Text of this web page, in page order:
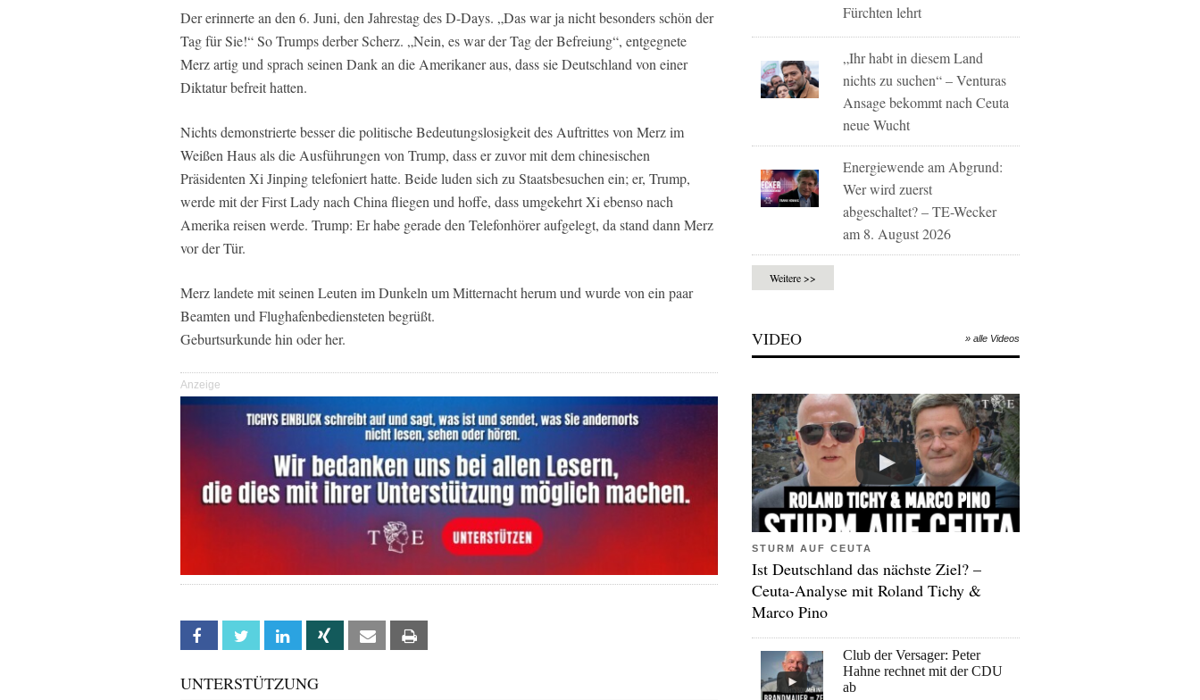
Der erinnerte an den 6. Juni, den Jahrestag des D-Days. „Das war ja nicht besonders schön der
Tag für Sie!“ So Trumps derber Scherz. „Nein, es war der Tag der Befreiung“, entgegnete
Merz artig und sprach seinen Dank an die Amerikaner aus, dass sie Deutschland von einer
Diktatur befreit hatten.
Nichts demonstrierte besser die politische Bedeutungslosigkeit des Auftrittes von Merz im
Weißen Haus als die Ausführungen von Trump, dass er zuvor mit dem chinesischen
Präsidenten Xi Jinping telefoniert hatte. Beide luden sich zu Staatsbesuchen ein; er, Trump,
werde mit der First Lady nach China fliegen und hoffe, dass umgekehrt Xi ebenso nach
Amerika reisen werde. Trump: Er habe gerade den Telefonhörer aufgelegt, da stand dann Merz
vor der Tür.
Merz landete mit seinen Leuten im Dunkeln um Mitternacht herum und wurde von ein paar
Beamten und Flughafenbediensteten begrüßt.
Geburtsurkunde hin oder her.
Anzeige
Facebook Twitter Linkedin Xing Email
UNTERSTÜTZUNG
Fürchten lehrt
„Ihr habt in diesem Land
nichts zu suchen“ – Venturas
Ansage bekommt nach Ceuta
neue Wucht
Energiewende am Abgrund:
Wer wird zuerst
abgeschaltet? – TE-Wecker
am 8. August 2026
Weitere >>
VIDEO » alle Videos
STURM AUF CEUTA
Ist Deutschland das nächste Ziel? –
Ceuta-Analyse mit Roland Tichy &
Marco Pino
Club der Versager: Peter
Hahne rechnet mit der CDU
ab